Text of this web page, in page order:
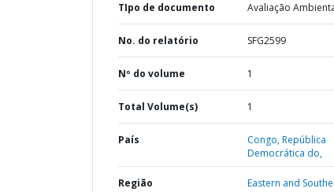
TIpo de documento Avaliação
No. do relatório SFG2599
Nº do volume 1
Total Volume(s) 1
País Congo,República
Democrática do,
Região Eastern and